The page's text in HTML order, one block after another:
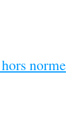
norme